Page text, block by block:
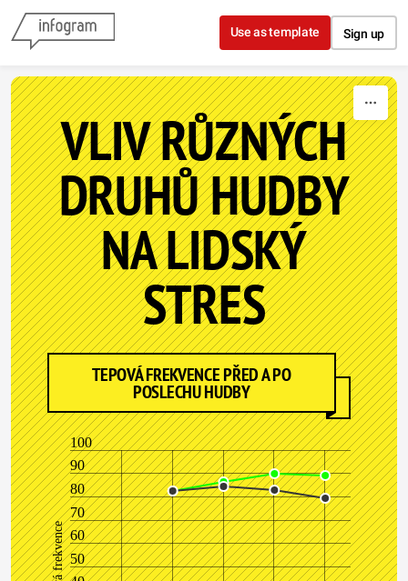
Skip to content
Use as template Sign up
VLIV RŮZNÝCH
DRUHŮ HUDBY
NA LIDSKÝ
STRES
TEPOVÁ FREKVENCE PŘED A PO
POSLECHU HUDBY
50
60
70
80
90
100